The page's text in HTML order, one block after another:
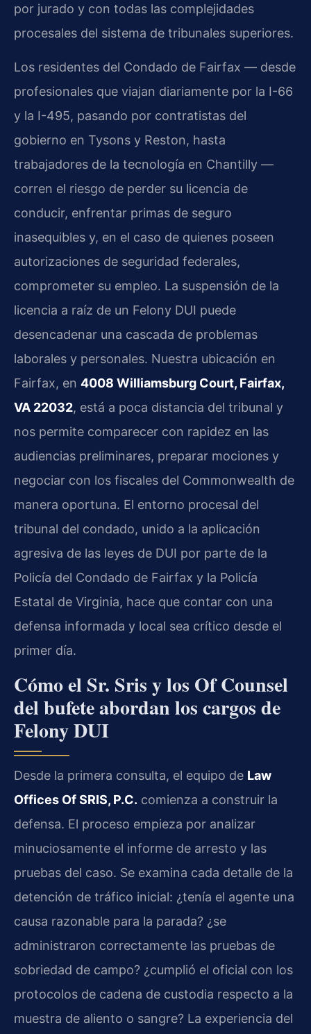
por jurado y con todas las complejidades
procesales del sistema de tribunales superiores.
Los residentes del Condado de Fairfax — desde
profesionales que viajan diariamente por la I-66
y la I-495, pasando por contratistas del
gobierno en Tysons y Reston, hasta
trabajadores de la tecnología en Chantilly —
corren el riesgo de perder su licencia de
conducir, enfrentar primas de seguro
inasequibles y, en el caso de quienes poseen
autorizaciones de seguridad federales,
comprometer su empleo. La suspensión de la
licencia a raíz de un Felony DUI puede
desencadenar una cascada de problemas
laborales y personales. Nuestra ubicación en
Fairfax, en 4008 Williamsburg Court, Fairfax,
VA 22032, está a poca distancia del tribunal y
nos permite comparecer con rapidez en las
audiencias preliminares, preparar mociones y
negociar con los fiscales del Commonwealth de
manera oportuna. El entorno procesal del
tribunal del condado, unido a la aplicación
agresiva de las leyes de DUI por parte de la
Policía del Condado de Fairfax y la Policía
Estatal de Virginia, hace que contar con una
defensa informada y local sea crítico desde el
primer día.
Cómo el Sr. Sris y los Of Counsel
del bufete abordan los cargos de
Felony DUI
Desde la primera consulta, el equipo de Law
Offices Of SRIS, P.C. comienza a construir la
defensa. El proceso empieza por analizar
minuciosamente el informe de arresto y las
pruebas del caso. Se examina cada detalle de la
detención de tráfico inicial: ¿tenía el agente una
causa razonable para la parada? ¿se
administraron correctamente las pruebas de
sobriedad de campo? ¿cumplió el oficial con los
protocolos de cadena de custodia respecto a la
muestra de aliento o sangre? La experiencia del